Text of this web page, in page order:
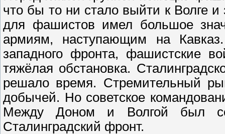
что бы то ни стало выйти к Волге и
для фашистов имел большое
армиям, наступающим на
западного фронта, фашистские
тяжёлая обстановка.
решало время. Стремительный
добычей. Но советское
Между Доном и Волгой был
Сталинградский фронт.